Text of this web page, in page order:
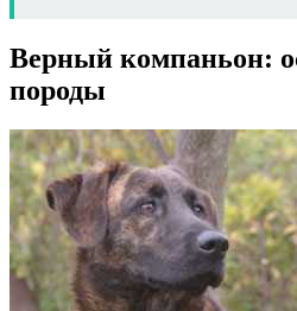
Верный компаньон:
породы